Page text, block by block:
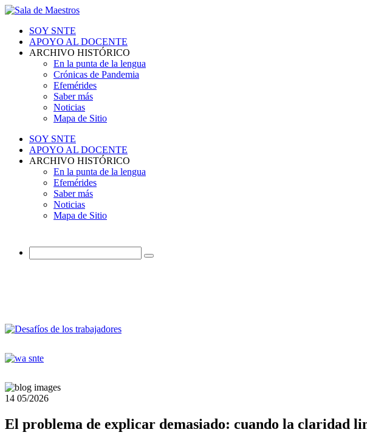
SOY SNTE
APOYO AL DOCENTE
ARCHIVO HISTÓRICO
En la punta de la lengua
Crónicas de Pandemia
Efemérides
Saber más
Noticias
Mapa de Sitio
SOY SNTE
APOYO AL DOCENTE
ARCHIVO HISTÓRICO
En la punta de la lengua
Efemérides
Saber más
Noticias
Mapa de Sitio
14 05/2026
El problema de explicar demasiado: cuando la claridad